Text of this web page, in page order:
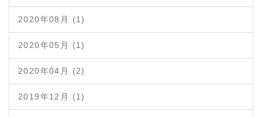
2020年08月 (1)
2020年05月 (1)
2020年04月 (2)
2019年12月 (1)